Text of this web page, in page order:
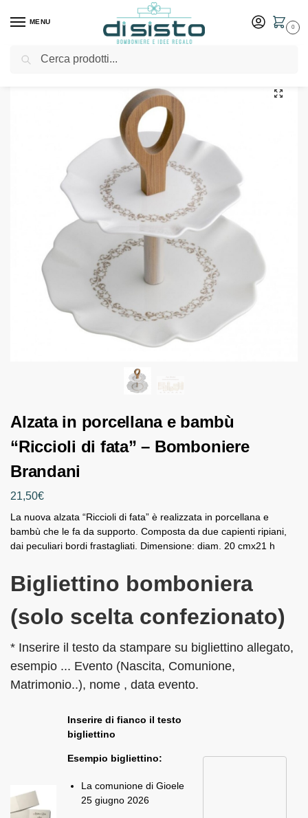
MENU
0
Home Shop Bomboniere
Alzata in porcellana e bambù
“Riccioli di fata” – Bomboniere
Brandani
21,50€
La nuova alzata “Riccioli di fata” è realizzata in porcellana e
bambù che le fa da supporto. Composta da due capienti ripiani,
dai peculiari bordi frastagliati. Dimensione: diam. 20 cmx21 h
Bigliettino bomboniera
(solo scelta confezionato)
* Inserire il testo da stampare su bigliettino allegato,
esempio ... Evento (Nascita, Comunione,
Matrimonio..), nome , data evento.
Inserire di fianco il testo
bigliettino
Esempio bigliettino:
La comunione di Gioele
25 giugno 2026